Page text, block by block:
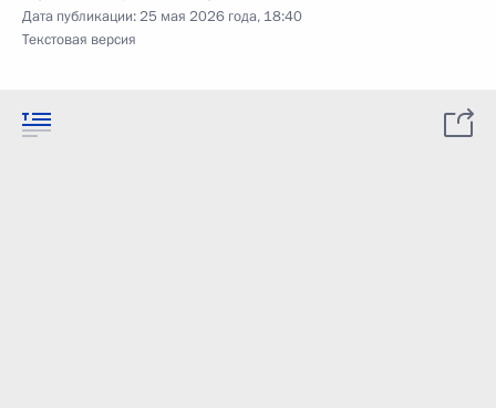
Дата публикации:25 мая 2026 года, 18:40
Текстовая версия